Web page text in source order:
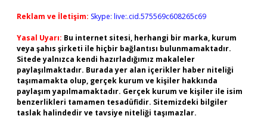
Reklam ve İletişim: Skype: live:.cid.575569c608265c69
Yasal Uyarı: Bu internet sitesi, herhangi bir marka, kurum
veya şahıs şirketi ile hiçbir bağlantısı bulunmamaktadır.
Sitede yalnızca kendi hazırladığımız makaleler
paylaşılmaktadır. Burada yer alan içerikler haber niteliği
taşımamakta olup, gerçek kurum ve kişiler hakkında
paylaşım yapılmamaktadır. Gerçek kurum ve kişiler ile isim
benzerlikleri tamamen tesadüfidir. Sitemizdeki bilgiler
taslak halindedir ve tavsiye niteliği taşımazlar.